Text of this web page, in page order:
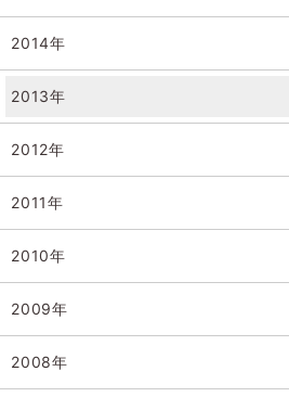
2014年
2013年
2012年
2011年
2010年
2009年
2008年